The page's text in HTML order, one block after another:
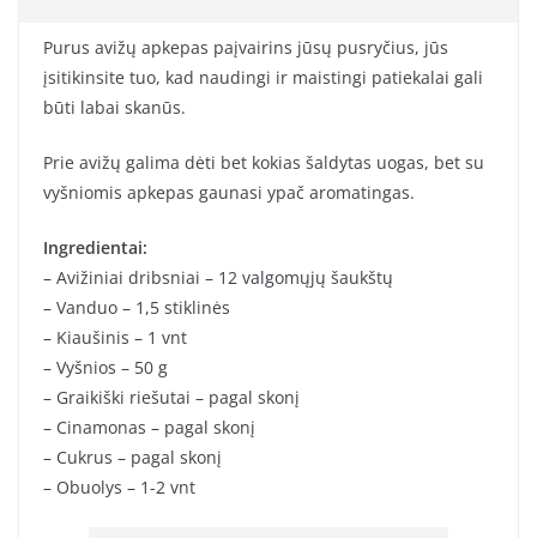
Purus avižų apkepas paįvairins jūsų pusryčius, jūs
įsitikinsite tuo, kad naudingi ir maistingi patiekalai gali
būti labai skanūs.
Prie avižų galima dėti bet kokias šaldytas uogas, bet su
vyšniomis apkepas gaunasi ypač aromatingas.
Ingredientai:
– Avižiniai dribsniai – 12 valgomųjų šaukštų
– Vanduo – 1,5 stiklinės
– Kiaušinis – 1 vnt
– Vyšnios – 50 g
– Graikiški riešutai – pagal skonį
– Cinamonas – pagal skonį
– Cukrus – pagal skonį
– Obuolys – 1-2 vnt